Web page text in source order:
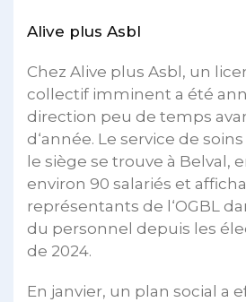
Alive plus Asbl
Chez Alive plus Asbl, un
collectif imminent a été
direction peu de temps
d‘année. Le service de
le siège se trouve à Belval,
environ 90 salariés et
représentants de l‘OGBL
du personnel depuis les
de 2024.
En janvier, un plan social a